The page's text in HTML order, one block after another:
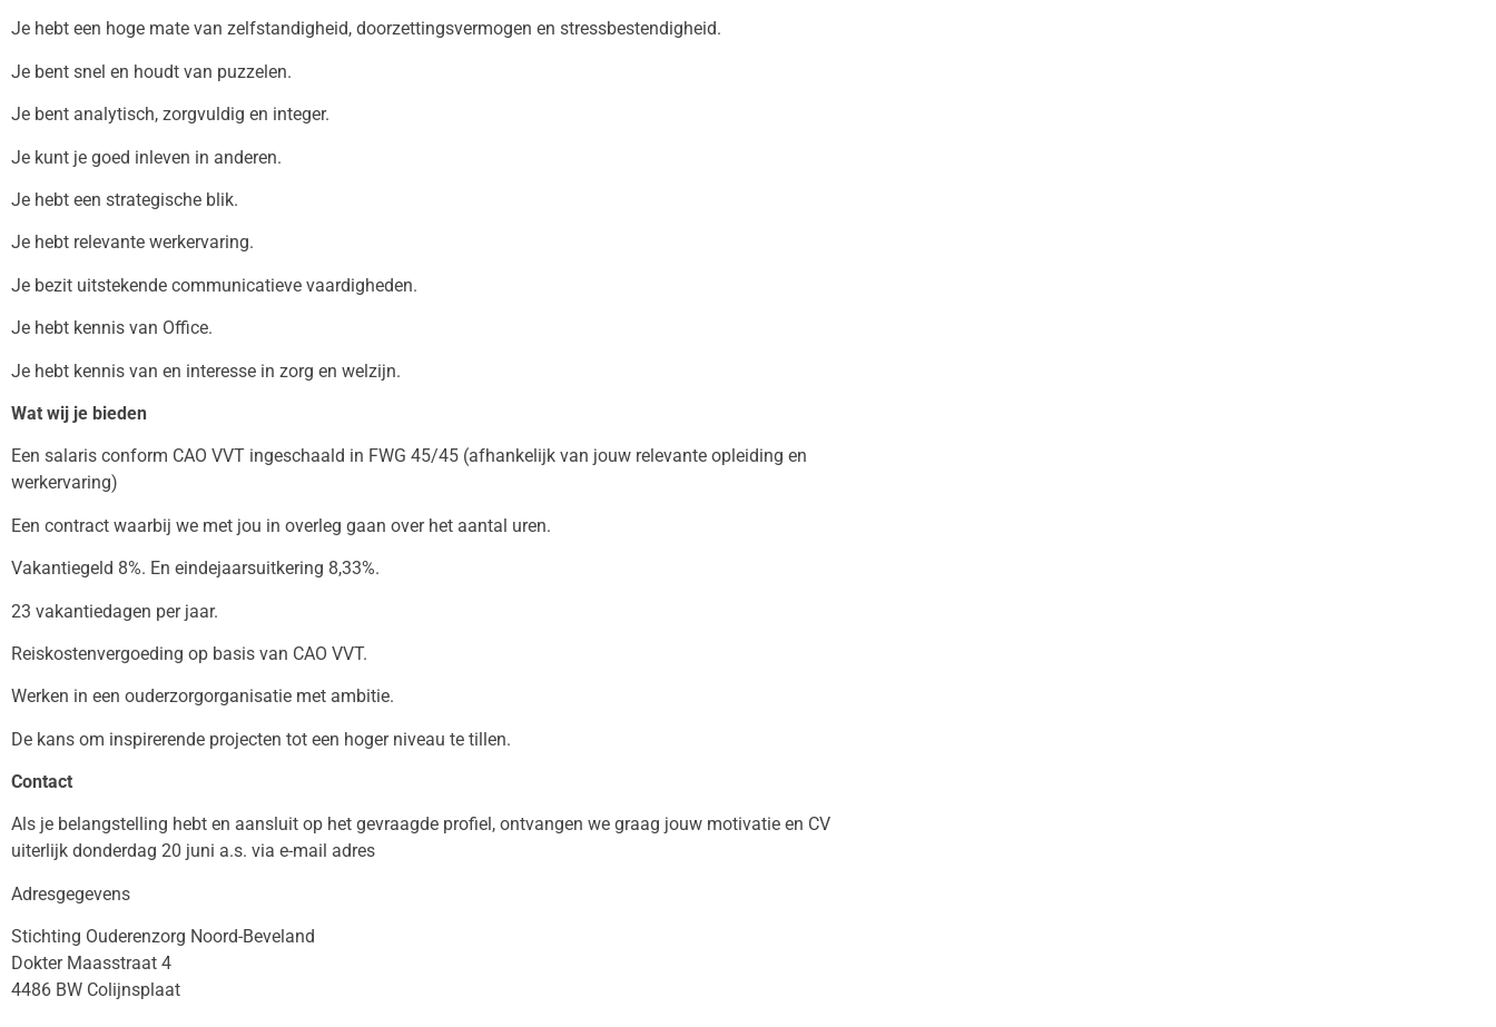
Je hebt een hoge mate van zelfstandigheid, doorzettingsvermogen en stressbestendigheid.
Je bent snel en houdt van puzzelen.
Je bent analytisch, zorgvuldig en integer.
Je kunt je goed inleven in anderen.
Je hebt een strategische blik.
Je hebt relevante werkervaring.
Je bezit uitstekende communicatieve vaardigheden.
Je hebt kennis van Office.
Je hebt kennis van en interesse in zorg en welzijn.
Wat wij je bieden
Een salaris conform CAO VVT ingeschaald in FWG 45/45 (afhankelijk van jouw relevante opleiding en
werkervaring)
Een contract waarbij we met jou in overleg gaan over het aantal uren.
Vakantiegeld 8%. En eindejaarsuitkering 8,33%.
23 vakantiedagen per jaar.
Reiskostenvergoeding op basis van CAO VVT.
Werken in een ouderzorgorganisatie met ambitie.
De kans om inspirerende projecten tot een hoger niveau te tillen.
Contact
Als je belangstelling hebt en aansluit op het gevraagde profiel, ontvangen we graag jouw motivatie en CV
uiterlijk donderdag 20 juni a.s. via e-mail adres
Adresgegevens
Stichting Ouderenzorg Noord-Beveland
Dokter Maasstraat 4
4486 BW Colijnsplaat